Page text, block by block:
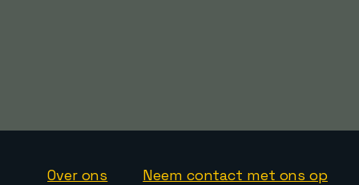
Over ons
Neem contact met ons op